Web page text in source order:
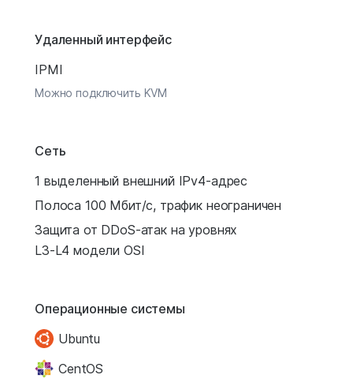
Удаленный интерфейс
IPMI
Можно подключить KVM
Сеть
1 выделенный внешний IPv4-адрес
Полоса 100 Мбит/с, трафик неограничен
Защита от DDoS-атак на уровнях
L3-L4 модели OSI
Операционные системы
Ubuntu
CentOS